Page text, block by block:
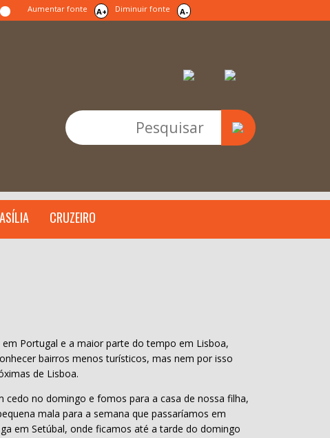
Aumentar fonte A+ Diminuir fonte A-
CRUZEIRO
Portugal e a maior parte do tempo em Lisboa,
bairros menos turísticos, mas nem por isso
de Lisboa.
cedo no domingo e fomos para a casa de nossa filha,
mala para a semana que passaríamos em
em Setúbal, onde ficamos até a tarde do domingo